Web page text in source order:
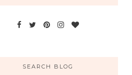
SEARCH BLOG